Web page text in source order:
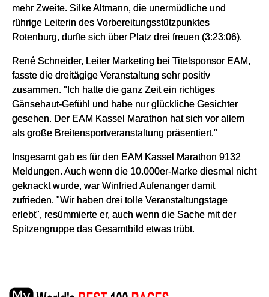
mehr Zweite. Silke Altmann, die unermüdliche und
rührige Leiterin des Vorbereitungsstützpunktes
Rotenburg, durfte sich über Platz drei freuen (3:23:06).
René Schneider, Leiter Marketing bei Titelsponsor EAM,
fasste die dreitägige Veranstaltung sehr positiv
zusammen. "Ich hatte die ganz Zeit ein richtiges
Gänsehaut-Gefühl und habe nur glückliche Gesichter
gesehen. Der EAM Kassel Marathon hat sich vor allem
als große Breitensportveranstaltung präsentiert."
Insgesamt gab es für den EAM Kassel Marathon 9132
Meldungen. Auch wenn die 10.000er-Marke diesmal nicht
geknackt wurde, war Winfried Aufenanger damit
zufrieden. "Wir haben drei tolle Veranstaltungstage
erlebt", resümmierte er, auch wenn die Sache mit der
Spitzengruppe das Gesamtbild etwas trübt.